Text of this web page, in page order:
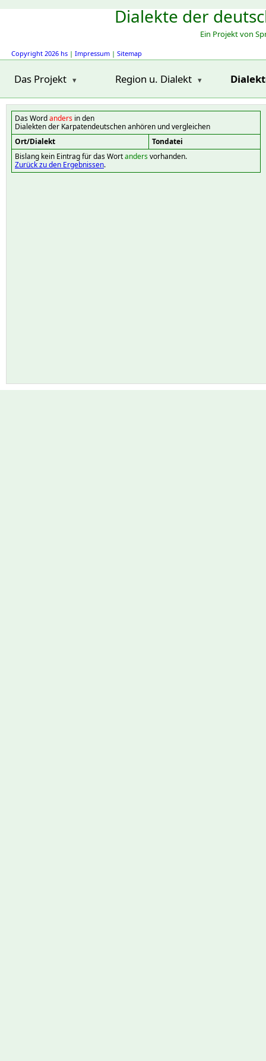
Dialekte der
Ein Projekt von
Copyright 2026 hs | Impressum | Sitemap
Das Projekt Region u. Dialekt
Das Wordanders in den
Dialekten der Karpatendeutschen anhören und vergleichen
Ort/Dialekt
Tondatei
Bislang kein Eintrag für das Wortandersvorhanden.
Zurück zu den Ergebnissen.